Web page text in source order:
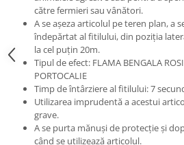
către fermieri sau vânători.
A se așeza articolul pe teren plan, a
îndepărtat al fitilului, din poziția
la cel puțin 20m.
Tipul de efect: FLAMA BENGALA
PORTOCALIE
Timp de întârziere al fitilului: 7
Utilizarea imprudentă a acestui
grave.
A se purta mănuși de protecție și
când se utilizează articolul.